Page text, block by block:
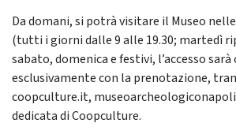
Da domani, si potrà visitare il Museo
(tutti i giorni dalle 9 alle 19.30; martedì
sabato, domenica e festivi, l’accesso
esclusivamente con la prenotazione,
coopculture.it,
dedicata di Coopculture.